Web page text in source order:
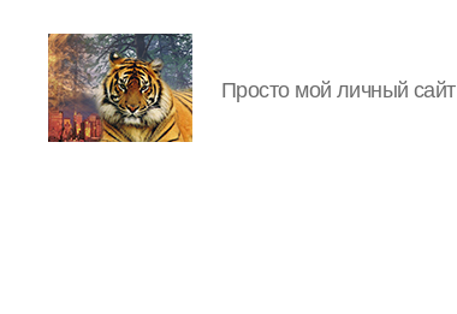
Просто мой личный сайт